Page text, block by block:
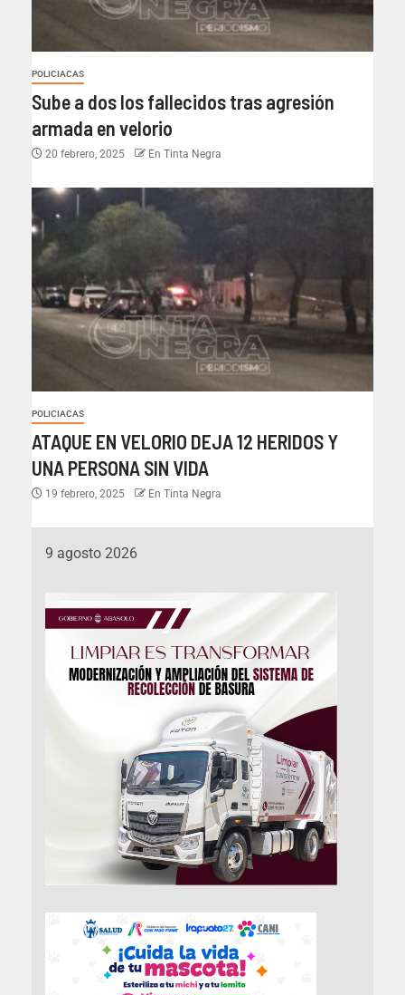
POLICIACAS
Sube a dos los fallecidos tras agresión
armada en velorio
20 febrero, 2025 En Tinta Negra
POLICIACAS
ATAQUE EN VELORIO DEJA 12 HERIDOS Y
UNA PERSONA SIN VIDA
19 febrero, 2025 En Tinta Negra
9 agosto 2026